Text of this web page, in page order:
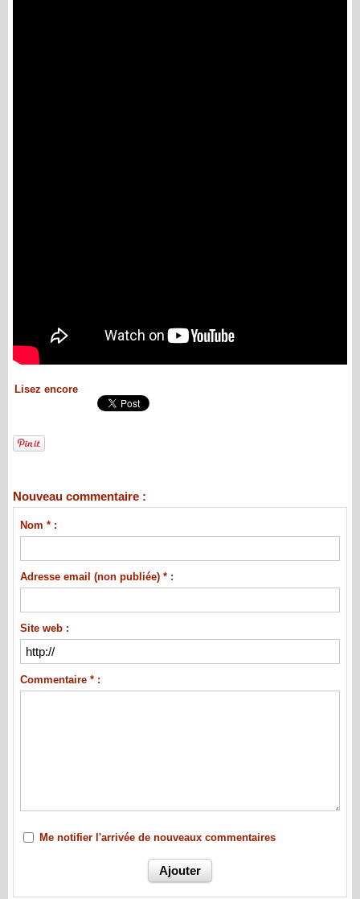
Lisez encore
Nouveau commentaire :
Nom * :
Adresse email (non publiée) * :
Site web :
Commentaire * :
Me notifier l'arrivée de nouveaux commentaires